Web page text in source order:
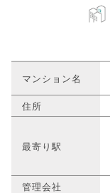
マンション名
住所
最寄り駅
管理会社